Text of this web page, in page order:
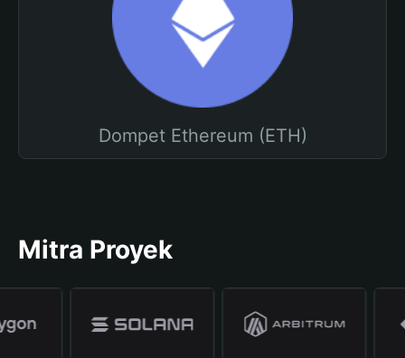
Dompet Ethereum (ETH)
Mitra Proyek